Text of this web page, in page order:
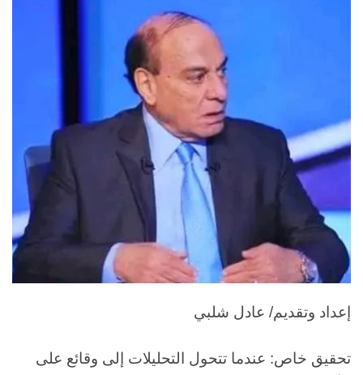
إعداد وتقديم/ عادل شلبي
تحقيق خاص: عندما تتحول التحليلات إلى وقائع على